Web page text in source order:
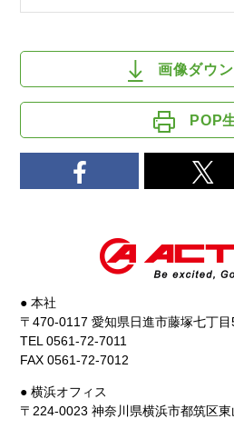
画像ダウ
POP
● 本社
〒470-0117 愛知県日進市藤塚七丁
TEL 0561-72-7011
FAX 0561-72-7012
● 横浜オフィス
〒224-0023 神奈川県横浜市都筑区